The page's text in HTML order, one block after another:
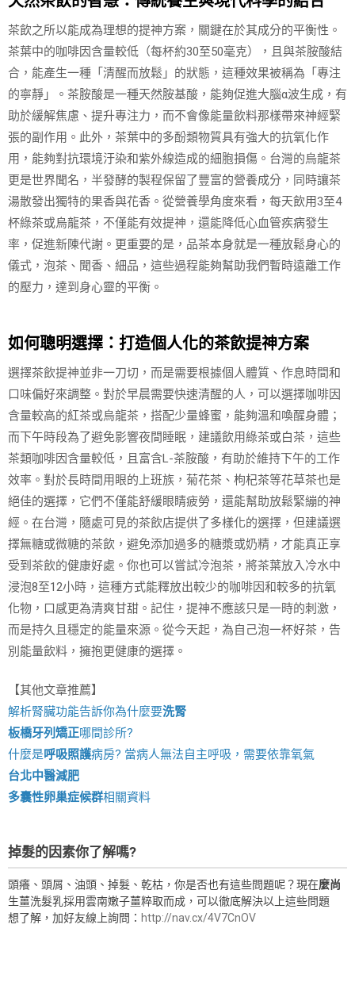
茶飲之所以能成為理想的提神方案，關鍵在於其成分的平衡性。
茶葉中的咖啡因含量較低（每杯約30至50毫克），且與茶胺酸結
合，能產生一種「清醒而放鬆」的狀態，這種效果被稱為「專注
的寧靜」。茶胺酸是一種天然胺基酸，能夠促進大腦α波生成，有
助於緩解焦慮、提升專注力，而不會像能量飲料那樣帶來神經緊
張的副作用。此外，茶葉中的多酚類物質具有強大的抗氧化作
用，能夠對抗環境汙染和紫外線造成的細胞損傷。台灣的烏龍茶
更是世界聞名，半發酵的製程保留了豐富的營養成分，同時讓茶
湯散發出獨特的果香與花香。從營養學角度來看，每天飲用3至4
杯綠茶或烏龍茶，不僅能有效提神，還能降低心血管疾病發生
率，促進新陳代謝。更重要的是，品茶本身就是一種放鬆身心的
儀式，泡茶、聞香、細品，這些過程能夠幫助我們暫時遠離工作
的壓力，達到身心靈的平衡。
如何聰明選擇：打造個人化的茶飲提神方案
選擇茶飲提神並非一刀切，而是需要根據個人體質、作息時間和
口味偏好來調整。對於早晨需要快速清醒的人，可以選擇咖啡因
含量較高的紅茶或烏龍茶，搭配少量蜂蜜，能夠溫和喚醒身體；
而下午時段為了避免影響夜間睡眠，建議飲用綠茶或白茶，這些
茶類咖啡因含量較低，且富含L-茶胺酸，有助於維持下午的工作
效率。對於長時間用眼的上班族，菊花茶、枸杞茶等花草茶也是
絕佳的選擇，它們不僅能舒緩眼睛疲勞，還能幫助放鬆緊繃的神
經。在台灣，隨處可見的茶飲店提供了多樣化的選擇，但建議選
擇無糖或微糖的茶飲，避免添加過多的糖漿或奶精，才能真正享
受到茶飲的健康好處。你也可以嘗試冷泡茶，將茶葉放入冷水中
浸泡8至12小時，這種方式能釋放出較少的咖啡因和較多的抗氧
化物，口感更為清爽甘甜。記住，提神不應該只是一時的刺激，
而是持久且穩定的能量來源。從今天起，為自己泡一杯好茶，告
別能量飲料，擁抱更健康的選擇。
【其他文章推薦】
解析腎臟功能告訴你為什麼要洗腎
板橋牙列矯正哪間診所?
什麼是呼吸照護病房? 當病人無法自主呼吸，需要依靠氧氣
台北中醫減肥
多囊性卵巢症候群相關資料
掉髮的因素你了解嗎?
頭癢、頭屑、油頭、掉髮、乾枯，你是否也有這些問題呢？現在麼尚
生薑洗髮乳採用雲南嫩子薑粹取而成，可以徹底解決以上這些問題
想了解，加好友線上詢問： http://nav.cx/4V7CnOV